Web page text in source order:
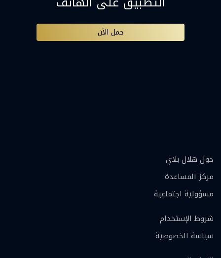
حمل الآن
حول هلال بلاي
مركز المساعدة
مسؤولية اجتماعية
شروط الإستخدام
سياسة الخصوصية